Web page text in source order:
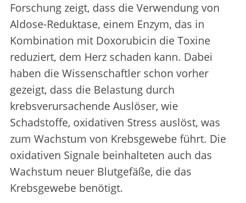
Forschung zeigt, dass die Verwendung von
Aldose-Reduktase, einem Enzym, das in
Kombination mit Doxorubicin die Toxine
reduziert, dem Herz schaden kann. Dabei
haben die Wissenschaftler schon vorher
gezeigt, dass die Belastung durch
krebsverursachende Auslöser, wie
Schadstoffe, oxidativen Stress auslöst, was
zum Wachstum von Krebsgewebe führt. Die
oxidativen Signale beinhalteten auch das
Wachstum neuer Blutgefäße, die das
Krebsgewebe benötigt.